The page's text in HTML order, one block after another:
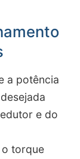
a potência
e do
o torque